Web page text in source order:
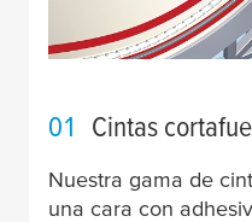
01 Cintas
Nuestra gama de
una cara con